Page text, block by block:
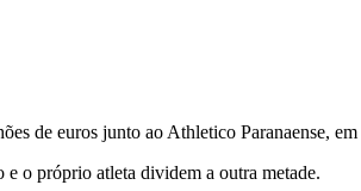
de euros junto ao Athletico Paranaense,
o próprio atleta dividem a outra metade.